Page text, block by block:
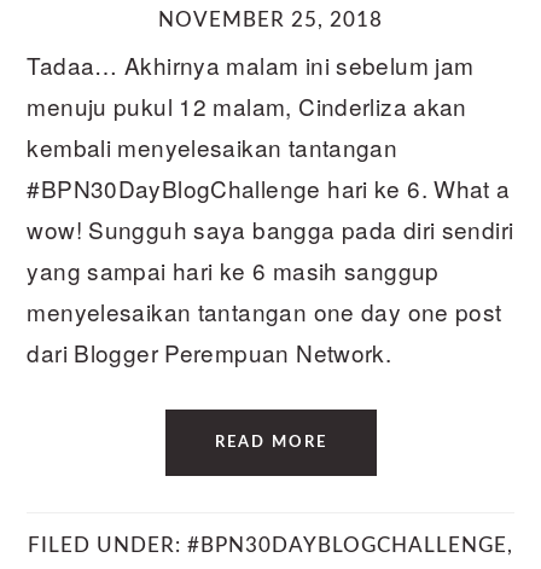
NOVEMBER 25, 2018
Tadaa… Akhirnya malam ini sebelum jam
menuju pukul 12 malam, Cinderliza akan
kembali menyelesaikan tantangan
#BPN30DayBlogChallenge hari ke 6. What a
wow! Sungguh saya bangga pada diri sendiri
yang sampai hari ke 6 masih sanggup
menyelesaikan tantangan one day one post
dari Blogger Perempuan Network.
READ MORE
FILED UNDER: #BPN30DAYBLOGCHALLENGE,